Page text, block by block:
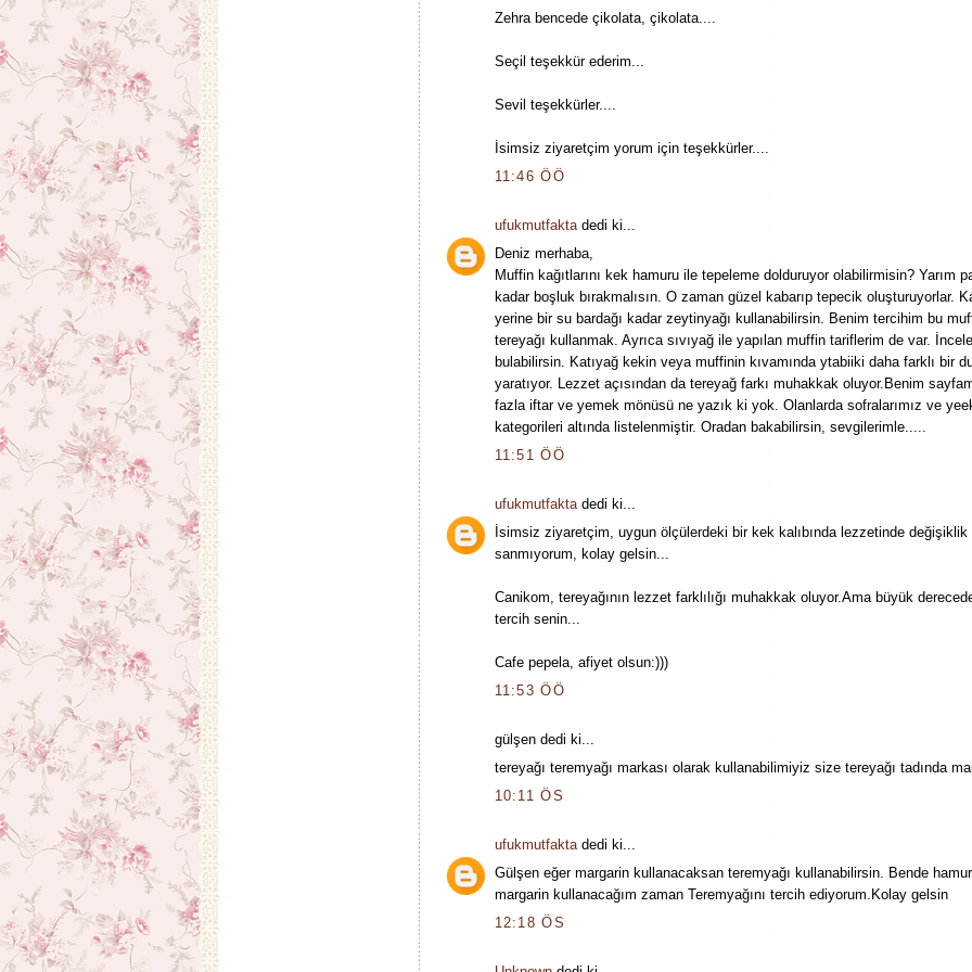
Zehra bencede çikolata, çikolata....
Seçil teşekkür ederim...
Sevil teşekkürler....
İsimsiz ziyaretçim yorum için teşekkürler....
11:46 ÖÖ
ufukmutfaktadedi ki...
Deniz merhaba,
Muffin kağıtlarını kek hamuru ile tepeleme dolduruyor olabilirmisin? Yarım
kadar boşluk bırakmalısın. O zaman güzel kabarıp tepecik oluşturuyorlar.
yerine bir su bardağı kadar zeytinyağı kullanabilirsin. Benim tercihim bu
tereyağı kullanmak. Ayrıca sıvıyağ ile yapılan muffin tariflerim de var.
bulabilirsin. Katıyağ kekin veya muffinin kıvamında ytabiiki daha farklı bir
yaratıyor. Lezzet açısından da tereyağ farkı muhakkak oluyor.Benim
fazla iftar ve yemek mönüsü ne yazık ki yok. Olanlarda sofralarımız ve
kategorileri altında listelenmiştir. Oradan bakabilirsin, sevgilerimle.....
11:51 ÖÖ
ufukmutfaktadedi ki...
İsimsiz ziyaretçim, uygun ölçülerdeki bir kek kalıbında lezzetinde değişiklik
sanmıyorum, kolay gelsin...
Canikom, tereyağının lezzet farklılığı muhakkak oluyor.Ama büyük
tercih senin...
Cafe pepela, afiyet olsun:)))
11:53 ÖÖ
gülşen dedi ki...
tereyağı teremyağı markası olarak kullanabilimiyiz size tereyağı tadında
10:11 ÖS
ufukmutfaktadedi ki...
Gülşen eğer margarin kullanacaksan teremyağı kullanabilirsin. Bende
margarin kullanacağım zaman Teremyağını tercih ediyorum.Kolay gelsin
12:18 ÖS